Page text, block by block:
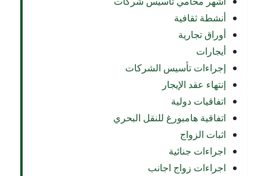
أنشطة ثقافية
أوراق تجارية
أيجارات
إجراءات تأسيس الشركات
إنتهاء عقد الإيجار
اتفاقيات دولية
اتفاقية هامبورغ للنقل البحري
اثبات الزواج
اجراءات جنائية
اجراءات زواج اجانب